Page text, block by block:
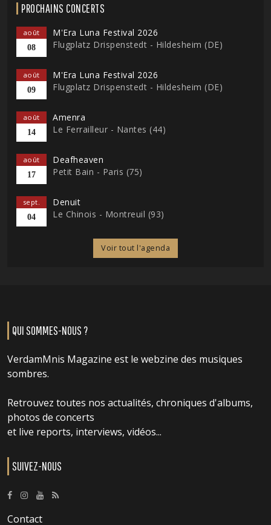
PROCHAINS CONCERTS
août
08
M'Era Luna Festival 2026
Flugplatz Drispenstedt - Hildesheim (DE)
août
09
M'Era Luna Festival 2026
Flugplatz Drispenstedt - Hildesheim (DE)
août
14
Amenra
Le Ferrailleur - Nantes (44)
août
17
Deafheaven
Petit Bain - Paris (75)
sept.
04
Denuit
Le Chinois - Montreuil (93)
Voir tout l'agenda
QUI SOMMES-NOUS ?
VerdamMnis Magazine est le webzine des musiques
sombres.
Retrouvez toutes nos actualités, chroniques d'albums,
photos de concerts
et live reports, interviews, vidéos...
SUIVEZ-NOUS
Contact